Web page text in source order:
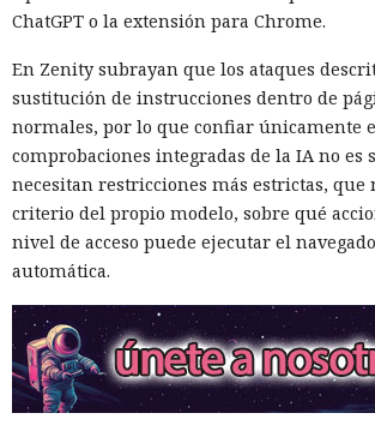
ChatGPT o la extensión para Chrome.
En Zenity subrayan que los ataques
sustitución de instrucciones dentro de
normales, por lo que confiar únicamente
comprobaciones integradas de la IA no es
necesitan restricciones más estrictas, que
criterio del propio modelo, sobre qué
nivel de acceso puede ejecutar el
automática.